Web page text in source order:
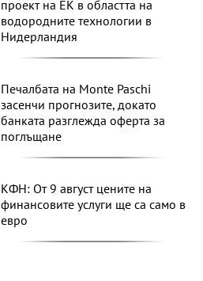
проект на ЕК в областта на
водородните технологии в
Нидерландия
Печалбата на Monte Paschi
засенчи прогнозите, докато
банката разглежда оферта за
поглъщане
КФН: От 9 август цените на
финансовите услуги ще са само в
евро